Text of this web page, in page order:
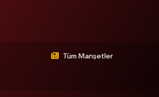
Tüm Manşetler